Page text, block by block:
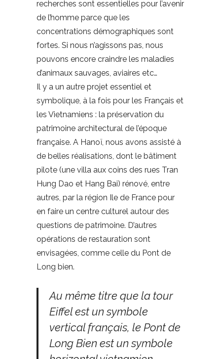
recherches sont essentielles pour l’avenir
de l’homme parce que les
concentrations démographiques sont
fortes. Si nous n’agissons pas, nous
pouvons encore craindre les maladies
d’animaux sauvages, aviaires etc…
Il y a un autre projet essentiel et
symbolique, à la fois pour les Français et
les Vietnamiens : la préservation du
patrimoine architectural de l’époque
française. A Hanoï, nous avons assisté à
de belles réalisations, dont le bâtiment
pilote (une villa aux coins des rues Tran
Hung Dao et Hang Bai) rénové, entre
autres, par la région Ile de France pour
en faire un centre culturel autour des
questions de patrimoine. D’autres
opérations de restauration sont
envisagées, comme celle du Pont de
Long bien.
Au même titre que la tour
Eiffel est un symbole
vertical français, le Pont de
Long Bien est un symbole